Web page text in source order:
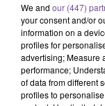
We and our (447)
your consent and/or
information on a
profiles for
advertising; Measure
performance;
of data from different
profiles to